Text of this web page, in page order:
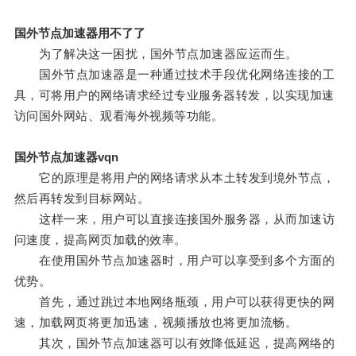
国外节点加速器用不了了
为了解决这一困扰，国外节点加速器应运而生。
国外节点加速器是一种通过技术手段优化网络连接的工
具，可将用户的网络请求经过专业服务器转发，以实现加速
访问国外网站、观看海外视频等功能。
国外节点加速器vqn
它的原理是将用户的网络请求从本土转发到境外节点，
然后再转发到目标网站。
这样一来，用户可以直接连接国外服务器，从而加速访
问速度，提高网页加载的效率。
在使用国外节点加速器时，用户可以享受到多个方面的
优势。
首先，通过跳过本地网络瓶颈，用户可以获得更快的网
速，加载网页将更加迅速，视频播放也将更加流畅。
其次，国外节点加速器可以有效降低延迟，提高网络的